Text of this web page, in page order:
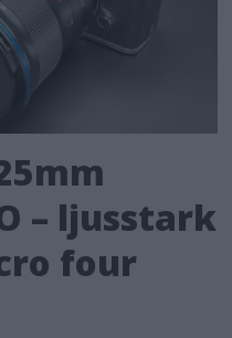
– ljusstark
four